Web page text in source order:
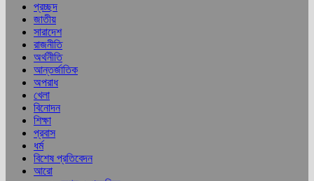
প্রচ্ছদ
জাতীয়
সারাদেশ
রাজনীতি
অর্থনীতি
আন্তর্জাতিক
অপরাধ
খেলা
বিনোদন
শিক্ষা
প্রবাস
ধর্ম
বিশেষ প্রতিবেদন
আরো